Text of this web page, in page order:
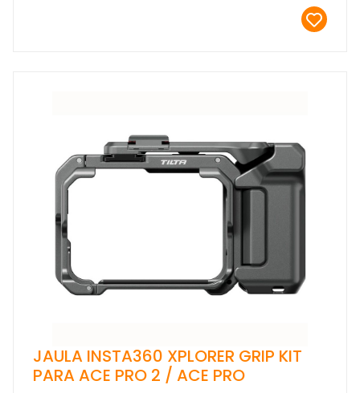
JAULA INSTA360 XPLORER GRIP KIT
PARA ACE PRO 2 / ACE PRO